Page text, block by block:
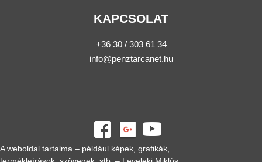
KAPCSOLAT
+36 30 / 303 61 34
info@penztarcanet.hu
A weboldal tartalma – például képek, grafikák,